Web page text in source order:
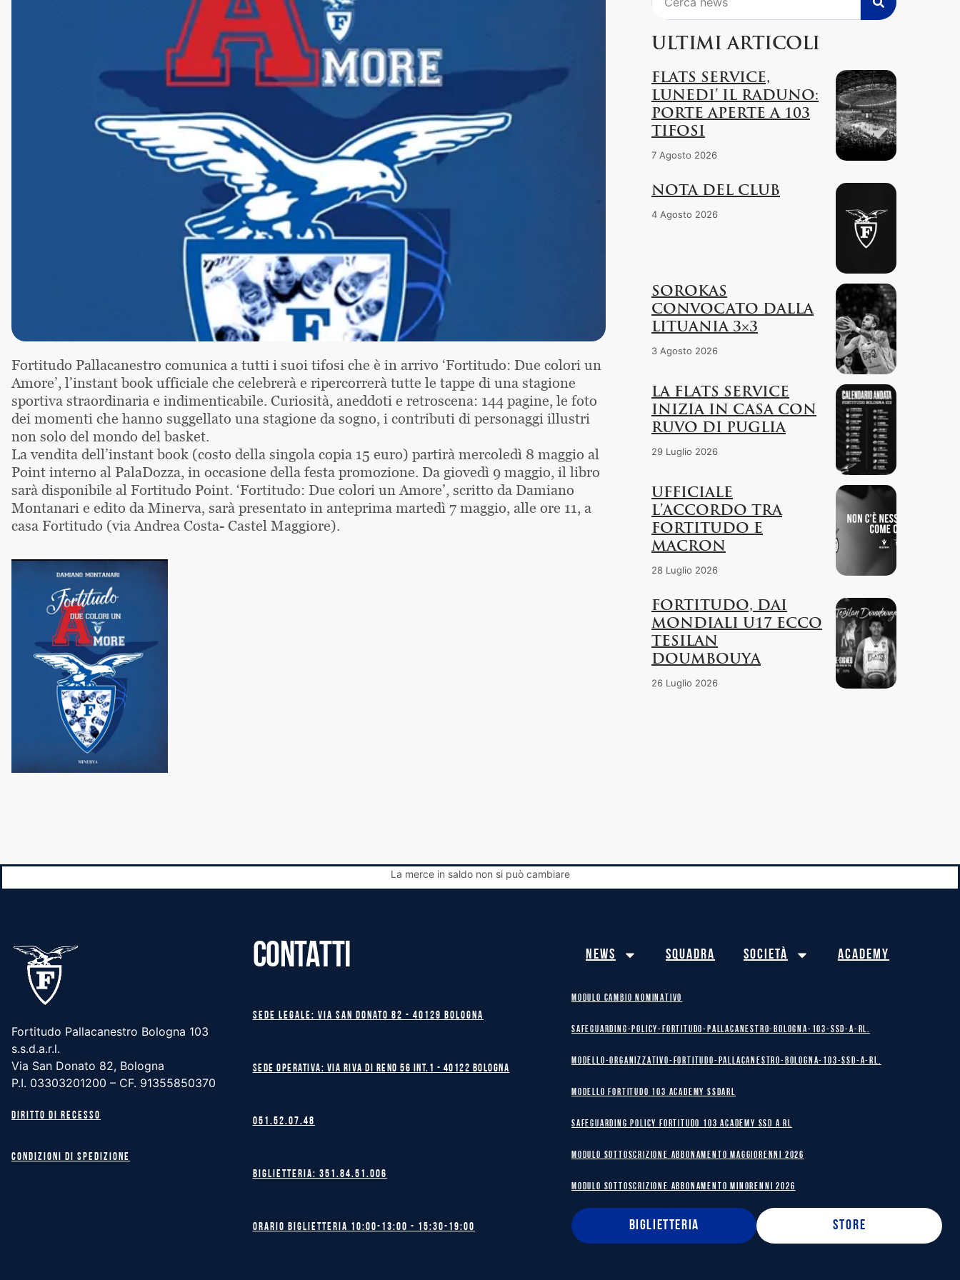
Fortitudo Pallacanestro comunica a tutti i suoi tifosi che è in arrivo ‘Fortitudo: Due colori un
Amore’, l’instant book ufficiale che celebrerà e ripercorrerà tutte le tappe di una stagione
sportiva straordinaria e indimenticabile. Curiosità, aneddoti e retroscena: 144 pagine, le foto
dei momenti che hanno suggellato una stagione da sogno, i contributi di personaggi illustri
non solo del mondo del basket.
La vendita dell’instant book (costo della singola copia 15 euro) partirà mercoledì 8 maggio al
Point interno al PalaDozza, in occasione della festa promozione. Da giovedì 9 maggio, il libro
sarà disponibile al Fortitudo Point. ‘Fortitudo: Due colori un Amore’, scritto da Damiano
Montanari e edito da Minerva, sarà presentato in anteprima martedì 7 maggio, alle ore 11, a
casa Fortitudo (via Andrea Costa- Castel Maggiore).
ULTIMI ARTICOLI
FLATS SERVICE,
LUNEDI’ IL RADUNO:
PORTE APERTE A 103
TIFOSI
7 Agosto 2026
NOTA DEL CLUB
4 Agosto 2026
SOROKAS
CONVOCATO DALLA
LITUANIA 3×3
3 Agosto 2026
LA FLATS SERVICE
INIZIA IN CASA CON
RUVO DI PUGLIA
29 Luglio 2026
UFFICIALE
L’ACCORDO TRA
FORTITUDO E
MACRON
28 Luglio 2026
FORTITUDO, DAI
MONDIALI U17 ECCO
TESILAN
DOUMBOUYA
26 Luglio 2026
La merce in saldo non si può cambiare
Fortitudo Pallacanestro Bologna 103
s.s.d.a.r.l.
Via San Donato 82, Bologna
P.I. 03303201200 – CF. 91355850370
Diritto di recesso
Condizioni di spedizione
CONTATTI
Sede legale: Via San Donato 82 - 40129 BOLOGNA
Sede operativa: Via Riva di Reno 56 int.1 - 40122 BOLOGNA
051.52.07.48
Biglietteria: 351.84.51.006
Orario biglietteria 10:00-13:00 - 15:30-19:00
News Squadra Società Academy
MODULO CAMBIO NOMINATIVO
safeguarding-policy-Fortitudo-Pallacanestro-Bologna-103-SSD-A-RL.
Modello-Organizzativo-Fortitudo-Pallacanestro-Bologna-103-SSD-A-RL.
MODELLO FORTITUDO 103 ACADEMY SSDARL
safeguarding policy Fortitudo 103 Academy SSD A RL
MODULO SOTTOSCRIZIONE ABBONAMENTO MAGGIORENNI 2026
MODULO SOTTOSCRIZIONE ABBONAMENTO MINORENNI 2026
BIGLIETTERIA STORE